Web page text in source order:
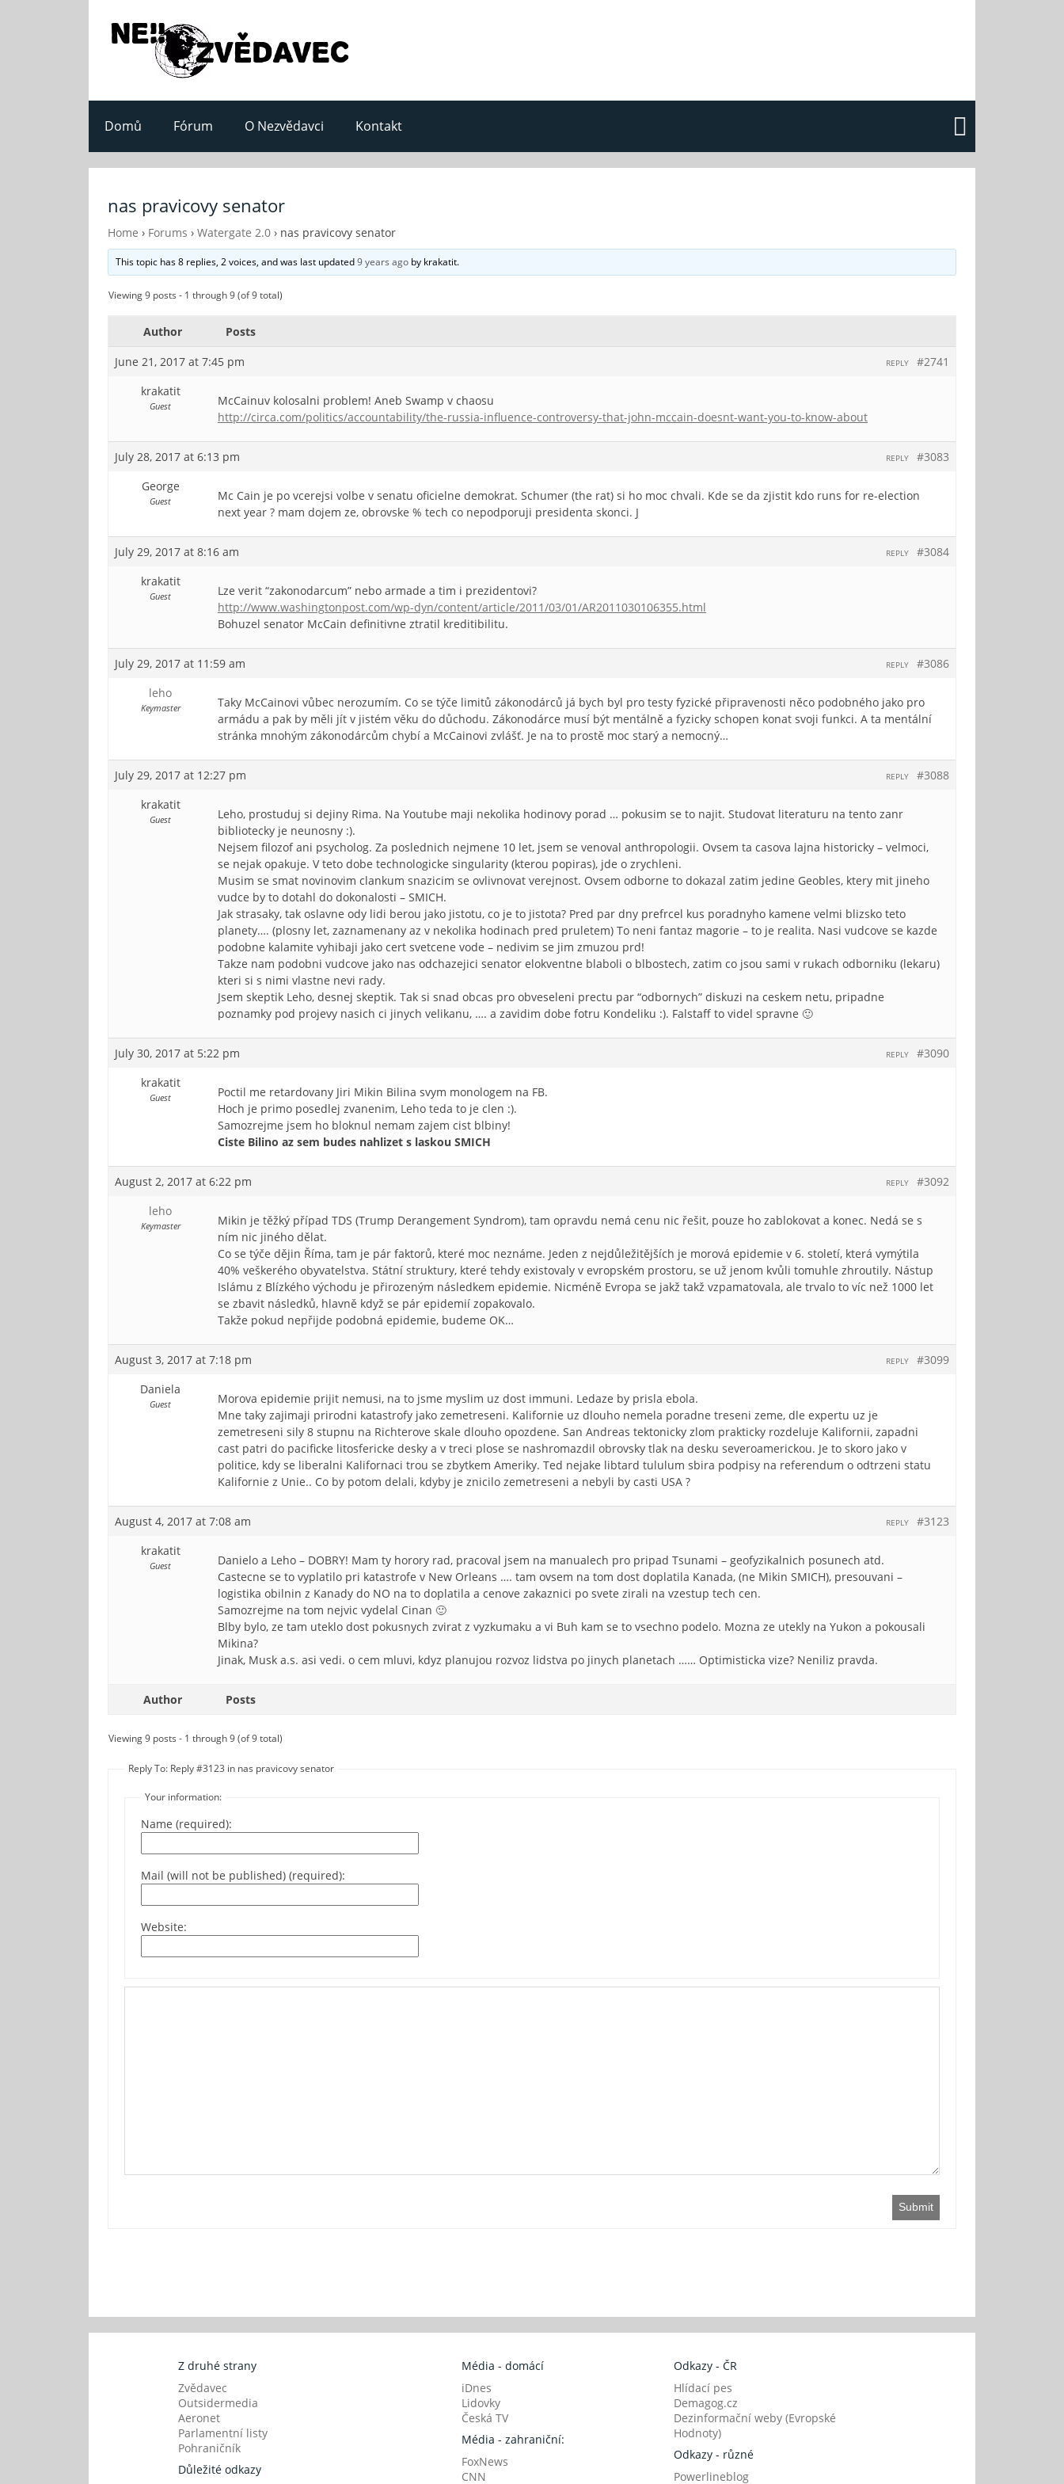
Domů Fórum O Nezvědavci Kontakt
nas pravicovy senator
Home › Forums › Watergate 2.0 › nas pravicovy senator
This topic has 8 replies, 2 voices, and was last updated9 years ago by krakatit.
Viewing 9 posts - 1 through 9 (of 9 total)
Author
Posts
June 21, 2017 at 7:45 pm
#2741
REPLY
krakatit
Guest
McCainuv kolosalni problem! Aneb Swamp v chaosu
http://circa.com/politics/accountability/the-russia-influence-controversy-that-john-mccain-doesnt-want-you-to-know-about
July 28, 2017 at 6:13 pm #3083
REPLY
George
Guest
Mc Cain je po vcerejsi volbe v senatu oficielne demokrat. Schumer (the rat) si ho moc chvali. Kde se da zjistit kdo runs for re-election
next year ? mam dojem ze, obrovske % tech co nepodporuji presidenta skonci. J
July 29, 2017 at 8:16 am #3084
REPLY
krakatit
Guest
Lze verit “zakonodarcum” nebo armade a tim i prezidentovi?
http://www.washingtonpost.com/wp-dyn/content/article/2011/03/01/AR2011030106355.html
Bohuzel senator McCain definitivne ztratil kreditibilitu.
July 29, 2017 at 11:59 am #3086
REPLY
leho
Keymaster
Taky McCainovi vůbec nerozumím. Co se týče limitů zákonodárců já bych byl pro testy fyzické připravenosti něco podobného jako pro
armádu a pak by měli jít v jistém věku do důchodu. Zákonodárce musí být mentálně a fyzicky schopen konat svoji funkci. A ta mentální
stránka mnohým zákonodárcům chybí a McCainovi zvlášť. Je na to prostě moc starý a nemocný…
July 29, 2017 at 12:27 pm #3088
REPLY
krakatit
Guest
Leho, prostuduj si dejiny Rima. Na Youtube maji nekolika hodinovy porad … pokusim se to najit. Studovat literaturu na tento zanr
bibliotecky je neunosny :).
Nejsem filozof ani psycholog. Za poslednich nejmene 10 let, jsem se venoval anthropologii. Ovsem ta casova lajna historicky – velmoci,
se nejak opakuje. V teto dobe technologicke singularity (kterou popiras), jde o zrychleni.
Musim se smat novinovim clankum snazicim se ovlivnovat verejnost. Ovsem odborne to dokazal zatim jedine Geobles, ktery mit jineho
vudce by to dotahl do dokonalosti – SMICH.
Jak strasaky, tak oslavne ody lidi berou jako jistotu, co je to jistota? Pred par dny prefrcel kus poradnyho kamene velmi blizsko teto
planety…. (plosny let, zaznamenany az v nekolika hodinach pred pruletem) To neni fantaz magorie – to je realita. Nasi vudcove se kazde
podobne kalamite vyhibaji jako cert svetcene vode – nedivim se jim zmuzou prd!
Takze nam podobni vudcove jako nas odchazejici senator elokventne blaboli o blbostech, zatim co jsou sami v rukach odborniku (lekaru)
kteri si s nimi vlastne nevi rady.
Jsem skeptik Leho, desnej skeptik. Tak si snad obcas pro obveseleni prectu par “odbornych” diskuzi na ceskem netu, pripadne
poznamky pod projevy nasich ci jinych velikanu, …. a zavidim dobe fotru Kondeliku :). Falstaff to videl spravne 🙂
July 30, 2017 at 5:22 pm #3090
REPLY
krakatit
Guest
Poctil me retardovany Jiri Mikin Bilina svym monologem na FB.
Hoch je primo posedlej zvanenim, Leho teda to je clen :).
Samozrejme jsem ho bloknul nemam zajem cist blbiny!
Ciste Bilino az sem budes nahlizet s laskou SMICH
August 2, 2017 at 6:22 pm #3092
REPLY
leho
Keymaster
Mikin je těžký případ TDS (Trump Derangement Syndrom), tam opravdu nemá cenu nic řešit, pouze ho zablokovat a konec. Nedá se s
ním nic jiného dělat.
Co se týče dějin Říma, tam je pár faktorů, které moc neznáme. Jeden z nejdůležitějších je morová epidemie v 6. století, která vymýtila
40% veškerého obyvatelstva. Státní struktury, které tehdy existovaly v evropském prostoru, se už jenom kvůli tomuhle zhroutily. Nástup
Islámu z Blízkého východu je přirozeným následkem epidemie. Nicméně Evropa se jakž takž vzpamatovala, ale trvalo to víc než 1000 let
se zbavit následků, hlavně když se pár epidemií zopakovalo.
Takže pokud nepřijde podobná epidemie, budeme OK…
August 3, 2017 at 7:18 pm #3099
REPLY
Daniela
Guest
Morova epidemie prijit nemusi, na to jsme myslim uz dost immuni. Ledaze by prisla ebola.
Mne taky zajimaji prirodni katastrofy jako zemetreseni. Kalifornie uz dlouho nemela poradne treseni zeme, dle expertu uz je
zemetreseni sily 8 stupnu na Richterove skale dlouho opozdene. San Andreas tektonicky zlom prakticky rozdeluje Kalifornii, zapadni
cast patri do pacificke litosfericke desky a v treci plose se nashromazdil obrovsky tlak na desku severoamerickou. Je to skoro jako v
politice, kdy se liberalni Kalifornaci trou se zbytkem Ameriky. Ted nejake libtard tululum sbira podpisy na referendum o odtrzeni statu
Kalifornie z Unie.. Co by potom delali, kdyby je znicilo zemetreseni a nebyli by casti USA ?
August 4, 2017 at 7:08 am #3123
REPLY
krakatit
Guest
Danielo a Leho – DOBRY! Mam ty horory rad, pracoval jsem na manualech pro pripad Tsunami – geofyzikalnich posunech atd.
Castecne se to vyplatilo pri katastrofe v New Orleans …. tam ovsem na tom dost doplatila Kanada, (ne Mikin SMICH), presouvani –
logistika obilnin z Kanady do NO na to doplatila a cenove zakaznici po svete zirali na vzestup tech cen.
Samozrejme na tom nejvic vydelal Cinan 🙂
Blby bylo, ze tam uteklo dost pokusnych zvirat z vyzkumaku a vi Buh kam se to vsechno podelo. Mozna ze utekly na Yukon a pokousali
Mikina?
Jinak, Musk a.s. asi vedi. o cem mluvi, kdyz planujou rozvoz lidstva po jinych planetach …… Optimisticka vize? Neniliz pravda.
Author Posts
Viewing 9 posts - 1 through 9 (of 9 total)
Reply To: Reply #3123 in nas pravicovy senator
Your information:
Name (required):
Mail (will not be published) (required):
Website:
Submit
Z druhé strany
Zvědavec
Outsidermedia
Aeronet
Parlamentní listy
Pohraničník
Důležité odkazy
Média - domácí
iDnes
Lidovky
Česká TV
Média - zahraniční:
FoxNews
CNN
Odkazy - ČR
Hlídací pes
Demagog.cz
Dezinformační weby (Evropské
Hodnoty)
Odkazy - různé
Powerlineblog